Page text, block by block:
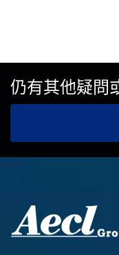
仍有其他疑問